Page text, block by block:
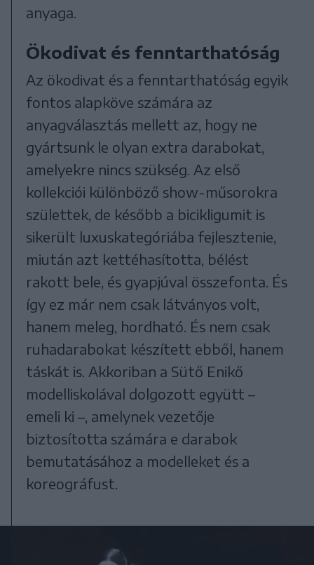
anyaga.
Ökodivat és fenntarthatóság
Az ökodivat és a fenntarthatóság egyik
fontos alapköve számára az
anyagválasztás mellett az, hogy ne
gyártsunk le olyan extra darabokat,
amelyekre nincs szükség. Az első
kollekciói különböző show-műsorokra
születtek, de később a bicikligumit is
sikerült luxuskategóriába fejlesztenie,
miután azt kettéhasította, bélést
rakott bele, és gyapjúval összefonta. És
így ez már nem csak látványos volt,
hanem meleg, hordható. És nem csak
ruhadarabokat készített ebből, hanem
táskát is. Akkoriban a Sütő Enikő
modelliskolával dolgozott együtt –
emeli ki –, amelynek vezetője
biztosította számára e darabok
bemutatásához a modelleket és a
koreográfust.